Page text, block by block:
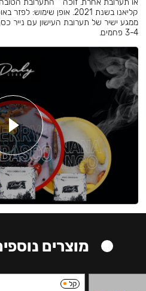
או תערובת אחרת. זוכה ""התערובת
קליאנו בשנת 2021. אופן
ממגע ישיר של תערובת העישון עם נייר
3-4 פחמים.
מוצרים
קל